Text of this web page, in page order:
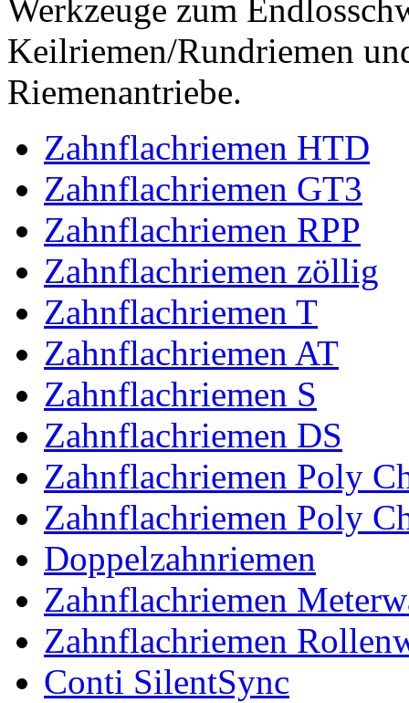
Werkzeuge zum
Keilriemen/Rundriemen
Riemenantriebe.
Zahnflachriemen HTD
Zahnflachriemen GT3
Zahnflachriemen RPP
Zahnflachriemen zöllig
Zahnflachriemen T
Zahnflachriemen AT
Zahnflachriemen S
Zahnflachriemen DS
Zahnflachriemen Poly
Zahnflachriemen Poly
Doppelzahnriemen
Zahnflachriemen
Zahnflachriemen
Conti SilentSync